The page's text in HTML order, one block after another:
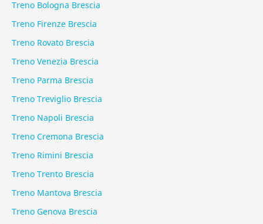
Treno Bologna Brescia
Treno Firenze Brescia
Treno Rovato Brescia
Treno Venezia Brescia
Treno Parma Brescia
Treno Treviglio Brescia
Treno Napoli Brescia
Treno Cremona Brescia
Treno Rimini Brescia
Treno Trento Brescia
Treno Mantova Brescia
Treno Genova Brescia